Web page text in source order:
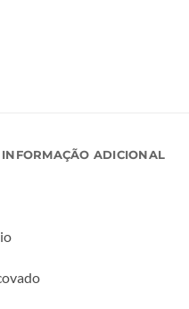
INFORMAÇÃO ADICIONAL